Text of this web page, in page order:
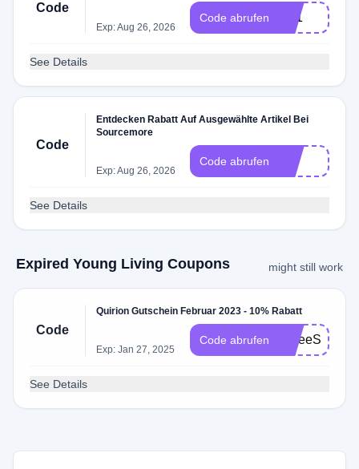
Code
Exp: Aug 26, 2026
Code abrufen R21
See Details
Code
Entdecken Rabatt Auf Ausgewählte Artikel Bei
Sourcemore
Exp: Aug 26, 2026
Code abrufen
See Details
Expired Young Living Coupons might still work
Code
Quirion Gutschein Februar 2023 - 10% Rabatt
Exp: Jan 27, 2025
Code abrufen
See Details